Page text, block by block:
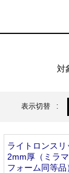
対
表示切替
ライトロンス
2mm厚（ミラ
フォーム同等品